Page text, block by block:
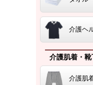
介護ヘ
介護肌着・
介護肌